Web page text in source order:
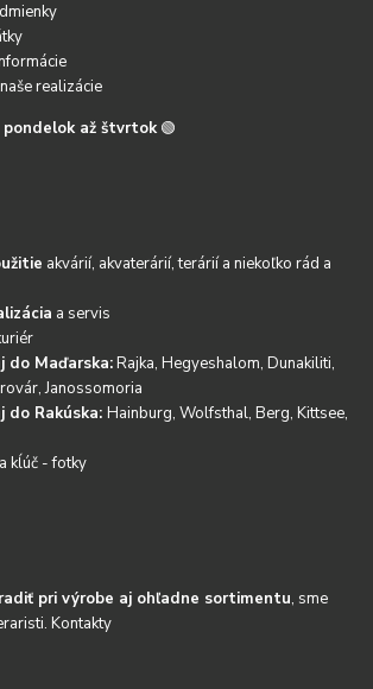
realizácie
až štvrtok 🟢
akvárií, akvaterárií, terárií a niekoľko rád a
a servis
do Maďarska:Rajka, Hegyeshalom, Dunakiliti,
Janossomoria
do Rakúska:Hainburg, Wolfsthal, Berg, Kittsee,
kĺúč - fotky
pri výrobe aj ohľadne sortimentu, sme
Kontakty